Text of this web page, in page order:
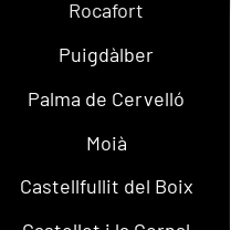
Rocafort
Puigdàlber
Palma de Cervelló
Moià
Castellfullit del Boix